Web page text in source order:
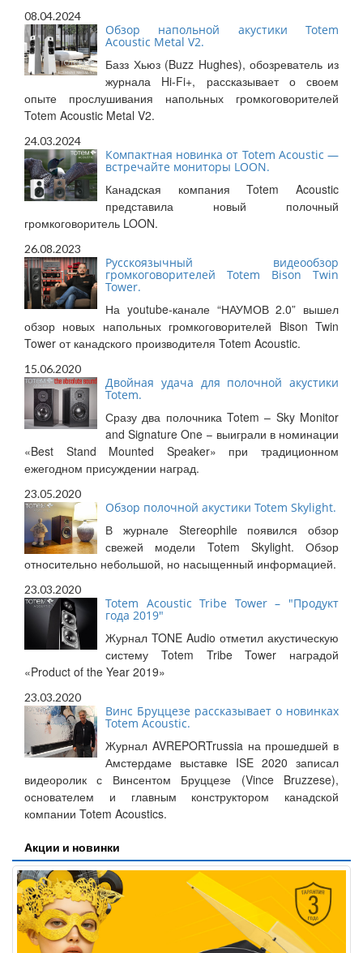
08.04.2024
Обзор напольной акустики Totem
Acoustic Metal V2.
Базз Хьюз (Buzz Hughes), обозреватель из
журнала Hi-Fi+, рассказывает о своем
опыте прослушивания напольных громкоговорителей
Totem Acoustic Metal V2.
24.03.2024
Компактная новинка от Totem Acoustic —
встречайте мониторы LOON.
Канадская компания Totem Acoustic
представила новый полочный
громкоговоритель LOON.
26.08.2023
Русскоязычный видеообзор
громкоговорителей Totem Bison Twin
Tower.
На youtube-канале “НАУМОВ 2.0” вышел
обзор новых напольных громкоговорителей Bison Twin
Tower от канадского производителя Totem Acoustic.
15.06.2020
Двойная удача для полочной акустики
Totem.
Сразу два полочника Totem – Sky Monitor
and Signature One – выиграли в номинации
«Best Stand Mounted Speaker» при традиционном
ежегодном присуждении наград.
23.05.2020
Обзор полочной акустики Totem Skylight.
В журнале Stereophile появился обзор
свежей модели Totem Skylight. Обзор
относительно небольшой, но насыщенный информацией.
23.03.2020
Totem Acoustic Tribe Tower – "Продукт
года 2019"
Журнал TONE Audio отметил акустическую
систему Totem Tribe Tower наградой
«Product of the Year 2019»
23.03.2020
Винс Бруццезе рассказывает о новинках
Totem Acoustic.
Журнал AVREPORTrussia на прошедшей в
Амстердаме выставке ISE 2020 записал
видеоролик с Винсентом Бруццезе (Vince Bruzzese),
основателем и главным конструктором канадской
компании Totem Acoustics.
Акции и новинки